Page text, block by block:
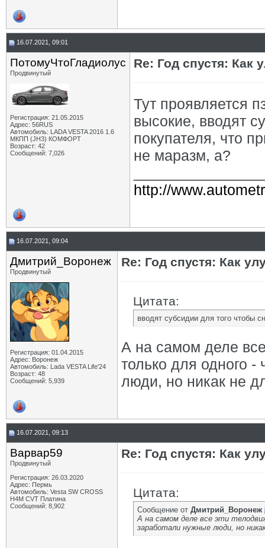
16.07.2021, 09:01
ПотомуЧтоГладиолус
Продвинутый
Регистрация: 21.05.2015
Адрес: 56RUS
Автомобиль: LADA VESTA 2016 1.6
МКПП (JH3) КОМФОРТ
Возраст: 42
Сообщений: 7,026
Re: Год спустя: Как
Тут проявляется
высокие, вводят
покупателя, что
не маразм, а?
http://
16.07.2021, 09:04
Дмитрий_Воронеж
Продвинутый
Регистрация: 01.04.2015
Адрес: Воронеж
Автомобиль: Lada VESTA Life'24
Возраст: 48
Сообщений: 5,939
Re: Год спустя: Как
Цитата:
вводят субсидии для того чтобы
А на самом деле
только для одного
люди, но никак не
16.07.2021, 09:13
Варвар59
Продвинутый
Регистрация: 26.03.2020
Адрес: Пермь
Автомобиль: Vesta SW CROSS
H4M CVT Платина
Сообщений: 8,902
Re: Год спустя: Как
Цитата:
Сообщение от Дмитрий_Воронеж
А на самом деле все эти
заработали нужные люди, но